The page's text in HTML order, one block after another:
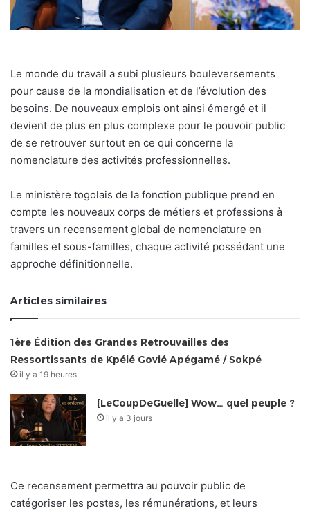
Le monde du travail a subi plusieurs bouleversements
pour cause de la mondialisation et de l’évolution des
besoins. De nouveaux emplois ont ainsi émergé et il
devient de plus en plus complexe pour le pouvoir public
de se retrouver surtout en ce qui concerne la
nomenclature des activités professionnelles.
Le ministère togolais de la fonction publique prend en
compte les nouveaux corps de métiers et professions à
travers un recensement global de nomenclature en
familles et sous-familles, chaque activité possédant une
approche définitionnelle.
Articles similaires
1ère Édition des Grandes Retrouvailles des
Ressortissants de Kpélé Govié Apégamé / Sokpé
il y a 19 heures
[LeCoupDeGuelle] Wow… quel peuple ?
il y a 3 jours
Ce recensement permettra au pouvoir public de
catégoriser les postes, les rémunérations, et leurs